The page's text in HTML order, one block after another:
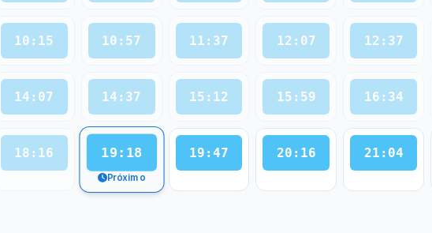
10:15 10:57 11:37 12:07 12:37
14:07 14:37 15:12 15:59 16:34
18:16 19:18
Próximo
19:47 20:16 21:04